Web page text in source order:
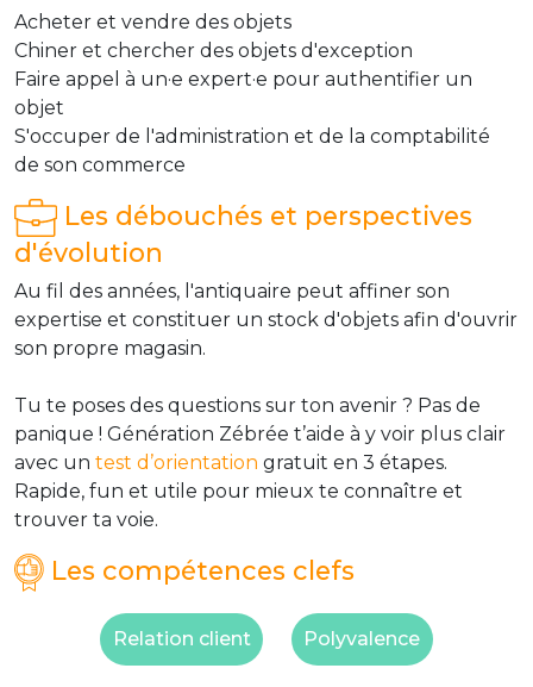
Acheter et vendre des objets
Chiner et chercher des objets d'exception
Faire appel à un·e expert·e pour authentifier un
objet
S'occuper de l'administration et de la comptabilité
de son commerce
Les débouchés et perspectives
d'évolution
Au fil des années, l'antiquaire peut affiner son
expertise et constituer un stock d'objets afin d'ouvrir
son propre magasin.
Tu te poses des questions sur ton avenir ? Pas de
panique ! Génération Zébrée t’aide à y voir plus clair
avec un test d’orientation gratuit en 3 étapes.
Rapide, fun et utile pour mieux te connaître et
trouver ta voie.
Les compétences clefs
Relation client Polyvalence